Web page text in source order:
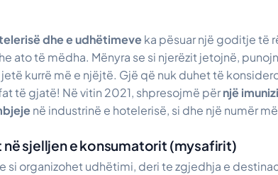
dhe e udhëtimeve ka pësuar një goditje të
ato të mëdha. Mënyra se si njerëzit jetojnë,
kurrë më e njëjtë. Gjë që nuk duhet të
të gjatë! Në vitin 2021, shpresojmë përnjë
në industrinë e hotelerisë, si dhe një numër
sjelljen e konsumatorit (mysafirit)
si organizohet udhëtimi, deri te zgjedhja e